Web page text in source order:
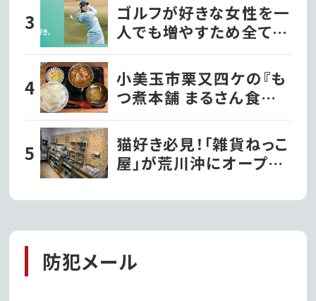
ゴルフが好きな女性を一
人でも増やすため全ての
女性ゴルファーに向け
た、自分らしさを表現す
る豊富な2023秋冬スタ
イルを提案
OUR[FAIR]WAY.コレク
ション
小美玉市栗又四ケの『も
つ煮本舗 まるさん食堂』
一度食べたらクセになる
絶品もつ煮定食！
猫好き必見！「雑貨ねっこ
屋」が荒川沖にオープン！
ろい｜土浦市
防犯メール